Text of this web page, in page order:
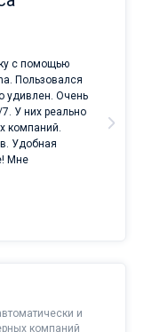
с помощью
Пользовался
удивлен. Очень
У них реально
компаний.
Удобная
Мне
и
компаний